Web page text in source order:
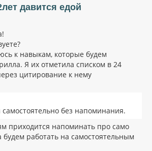
давится едой
к навыкам, которые будем
Я их отметила списком в 24
цитирование к нему
без напоминания.
приходится напоминать про само
работать на самостоятельным